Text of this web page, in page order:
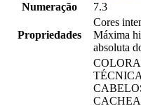
Numeração
7.3
Propriedades
Cores
Máxima
absoluta